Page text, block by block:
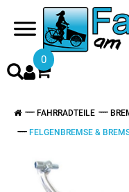
0
FAHRRADTEILE
FELGENBREMSE &